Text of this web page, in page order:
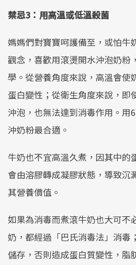
禁忌3：用高溫或低溫殺菌
媽媽們對寶寶呵護備至，或怕牛
觀念，喜歡用滾燙開水沖泡奶粉
學。從營養角度來說，高溫會使
蛋白變性；從衛生角度來說，
沖泡，也無法達到消毒作用。
沖奶粉最合適。
牛奶也不宜高溫久煮，因其中的
會由溶膠轉成凝膠狀態，導致沉
其營養價值。
如果為消毒而煮滾牛奶也大可不
奶，都經過「巴氏消毒法」消毒
儲存，否則造成蛋白質變性，脂